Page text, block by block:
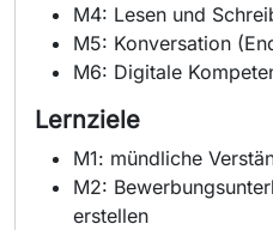
M4: Lesen und
M5: Konversation
M6: Digitale
Lernziele
M1: mündliche
M2:
erstellen